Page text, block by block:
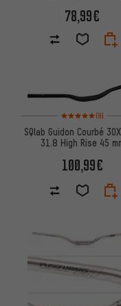
78,99€
Note moyenne :
(9)
SQlab Guidon Courbé
31.8 High Rise 45
100,99€